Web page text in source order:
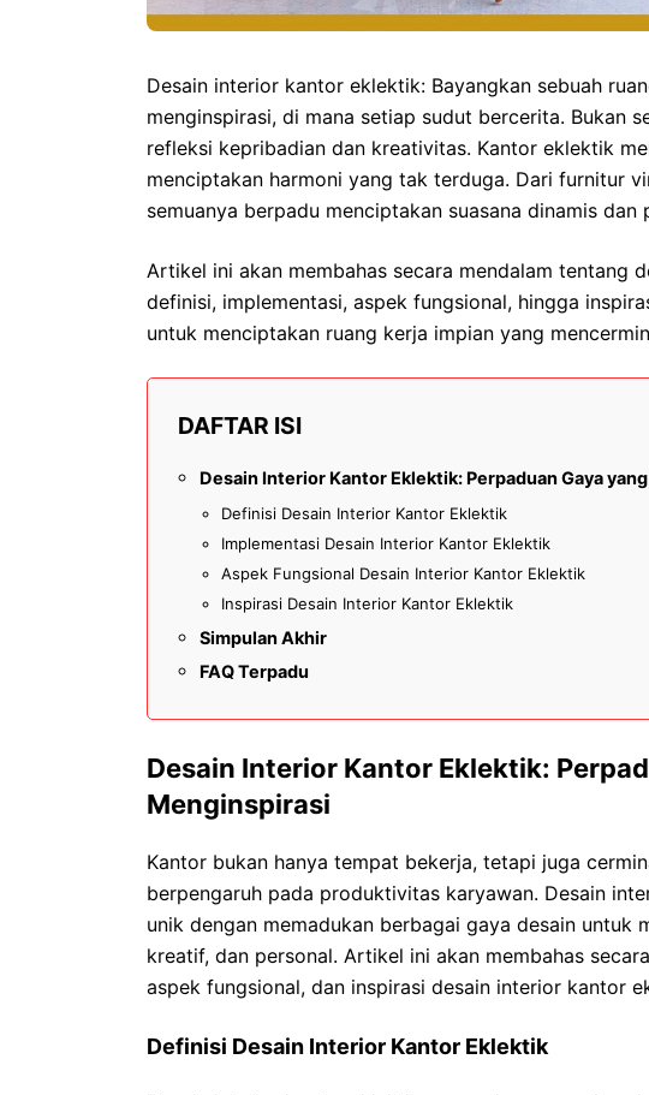
Desain interior kantor eklektik: Bayangkan sebuah
menginspirasi, di mana setiap sudut bercerita. Bukan
refleksi kepribadian dan kreativitas. Kantor eklektik
menciptakan harmoni yang tak terduga. Dari furnitur
semuanya berpadu menciptakan suasana dinamis dan
Artikel ini akan membahas secara mendalam tentang
definisi, implementasi, aspek fungsional, hingga
untuk menciptakan ruang kerja impian yang
DAFTAR ISI
Desain Interior Kantor Eklektik: Perpaduan Gaya
Definisi Desain Interior Kantor Eklektik
Implementasi Desain Interior Kantor Eklektik
Aspek Fungsional Desain Interior Kantor Eklektik
Inspirasi Desain Interior Kantor Eklektik
Simpulan Akhir
FAQ Terpadu
Desain Interior Kantor Eklektik:
Menginspirasi
Kantor bukan hanya tempat bekerja, tetapi juga
berpengaruh pada produktivitas karyawan. Desain
unik dengan memadukan berbagai gaya desain untuk
kreatif, dan personal. Artikel ini akan membahas
aspek fungsional, dan inspirasi desain interior kantor
Definisi Desain Interior Kantor Eklektik